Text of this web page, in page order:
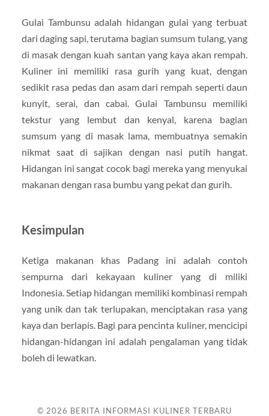
Gulai Tambunsu adalah hidangan gulai yang terbuat
dari daging sapi, terutama bagian sumsum tulang, yang
di masak dengan kuah santan yang kaya akan rempah.
Kuliner ini memiliki rasa gurih yang kuat, dengan
sedikit rasa pedas dan asam dari rempah seperti daun
kunyit, serai, dan cabai. Gulai Tambunsu memiliki
tekstur yang lembut dan kenyal, karena bagian
sumsum yang di masak lama, membuatnya semakin
nikmat saat di sajikan dengan nasi putih hangat.
Hidangan ini sangat cocok bagi mereka yang menyukai
makanan dengan rasa bumbu yang pekat dan gurih.
Kesimpulan
Ketiga makanan khas Padang ini adalah contoh
sempurna dari kekayaan kuliner yang di miliki
Indonesia. Setiap hidangan memiliki kombinasi rempah
yang unik dan tak terlupakan, menciptakan rasa yang
kaya dan berlapis. Bagi para pencinta kuliner, mencicipi
hidangan-hidangan ini adalah pengalaman yang tidak
boleh di lewatkan.
© 2026 BERITA INFORMASI KULINER TERBARU